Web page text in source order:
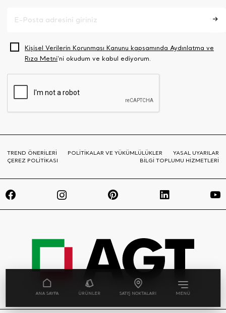
ANA SAYFA ÜRÜNLER SATIŞ NOKTALARI MENÜ
Kişisel Verilerin Korunması Kanunu kapsamında Aydınlatma ve
Rıza Metni‘ni okudum ve kabul ediyorum.
TREND ÖNERİLERİ POLİTİKALAR VE YÜKÜMLÜLÜKLER
YASAL UYARILAR
ÇEREZ POLİTİKASI
BİLGİ TOPLUMU HİZMETLERİ